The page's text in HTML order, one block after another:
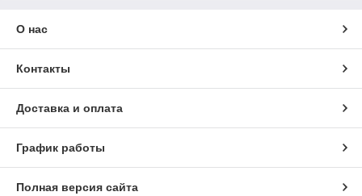
О нас
Контакты
Доставка и оплата
График работы
Полная версия сайта